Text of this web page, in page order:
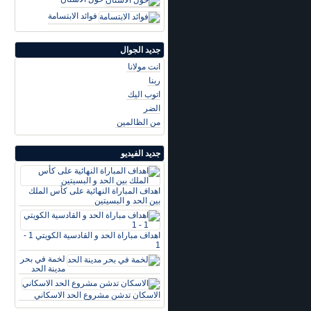
فوائد الابتسامة
جديد الجوال
انت مولانا
ربنا
اتوب اليك
الضر
من الظالمين
جديد الفيديو
اهداف المباراة النهائية على كأس الملك
بين الحد و البسيتين
اهداف مباراة الحد و القادسية الكويتي 1 -
1
لخمة في بحر
مدينة الحد
الاسكان تدشن مشروع الحد الاسكاني